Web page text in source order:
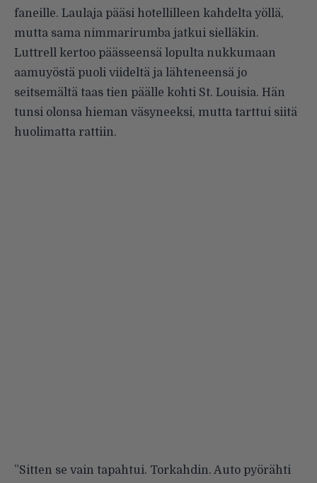
faneille. Laulaja pääsi hotellilleen kahdelta yöllä,
mutta sama nimmarirumba jatkui sielläkin.
Luttrell kertoo päässeensä lopulta nukkumaan
aamuyöstä puoli viideltä ja lähteneensä jo
seitsemältä taas tien päälle kohti St. Louisia. Hän
tunsi olonsa hieman väsyneeksi, mutta tarttui siitä
huolimatta rattiin.
”Sitten se vain tapahtui. Torkahdin. Auto pyörähti